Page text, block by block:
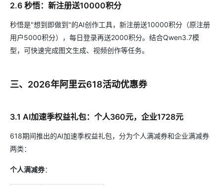
2.6 秒悟：新注册送10000积分
秒悟是"想到即做到"的AI创作工具，新注册送10000积分（原注册
用户5000积分），每日登录再送2000积分。结合Qwen3.7模
型，可快速完成图文生成、视频创作等任务。
三、2026年阿里云618活动优惠券
3.1 AI加速季权益礼包：个人360元，企业1728元
618期间推出的AI加速季权益礼包，分为个人满减券和企业满减券
两类：
个人满减券：